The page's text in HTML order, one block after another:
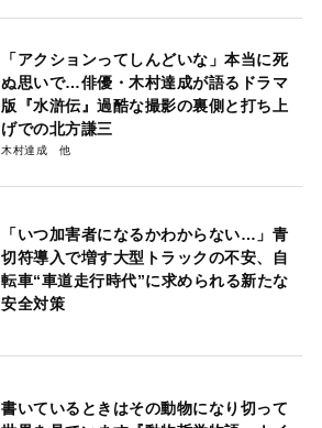
「アクションってしんどいな」本当に死
ぬ思いで…俳優・木村達成が語るドラマ
版『水滸伝』過酷な撮影の裏側と打ち上
げでの北方謙三
木村達成
「いつ加害者になるかわからない…」青
切符導入で増す大型トラックの不安、自
転車“車道走行時代”に求められる新たな
安全対策
書いているときはその動物になり切って